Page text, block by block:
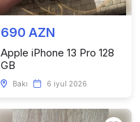
690 AZN
Apple iPhone 13 Pro 128
GB
Bakı 6 iyul 2026